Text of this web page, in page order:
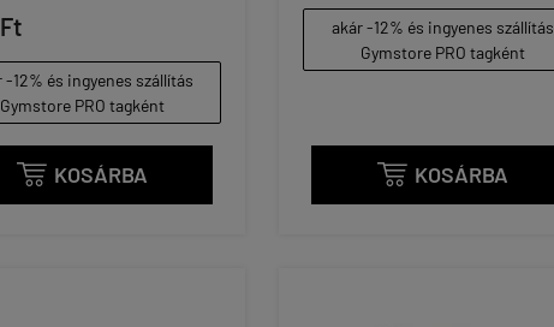
-12% és ingyenes szállítás
Gymstore PRO tagként
 KOSÁRBA
akár -12% és ingyenes szállítás
Gymstore PRO tagként
 KOSÁRBA